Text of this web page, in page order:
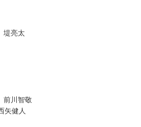
堤亮太
前川智敬
矢健人